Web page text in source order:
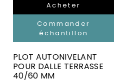
Acheter
Commander
échantillon
PLOT AUTONIVELANT
POUR DALLE TERRASSE
40/60 MM